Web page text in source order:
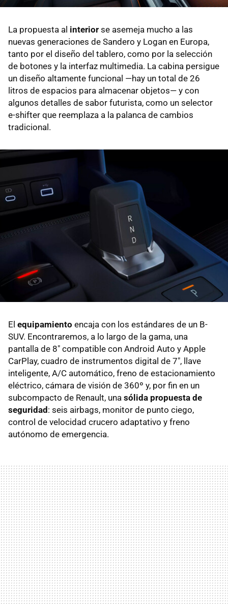
La propuesta al interior se asemeja mucho a las
nuevas generaciones de Sandero y Logan en Europa,
tanto por el diseño del tablero, como por la selección
de botones y la interfaz multimedia. La cabina persigue
un diseño altamente funcional —hay un total de 26
litros de espacios para almacenar objetos— y con
algunos detalles de sabor futurista, como un selector
e-shifter que reemplaza a la palanca de cambios
tradicional.
El equipamiento encaja con los estándares de un B-
SUV. Encontraremos, a lo largo de la gama, una
pantalla de 8" compatible con Android Auto y Apple
CarPlay, cuadro de instrumentos digital de 7", llave
inteligente, A/C automático, freno de estacionamiento
eléctrico, cámara de visión de 360º y, por fin en un
subcompacto de Renault, una sólida propuesta de
seguridad : seis airbags, monitor de punto ciego,
control de velocidad crucero adaptativo y freno
autónomo de emergencia.